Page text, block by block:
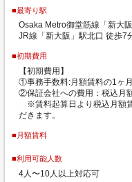
■最寄り駅
Osaka Metro御堂筋線「新大
JR線「新大阪」駅北口 徒歩7
■初期費用
【初期費用】
①事務手数料:月額賃料の1ヶ
②保証会社への費用：税込月
※賃料起算日より税込月額
だきます。
■月額賃料
■利用可能人数
4人〜10人以上対応可